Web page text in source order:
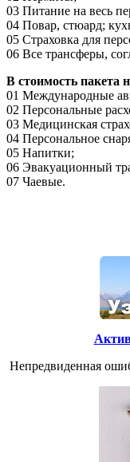
03 Питание на весь
04 Повар, стюард;
05 Страховка для
06 Все трансферы,
В стоимость пакета
01 Международные
02 Персональные
03 Медицинская
04 Персональное
05 Напитки;
06 Эвакуационный
07 Чаевые.
Непредвиденная